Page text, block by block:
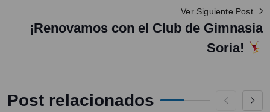
Ver Siguiente Post
¡Renovamos con el Club de Gimnasia
Soria!
Post relacionados